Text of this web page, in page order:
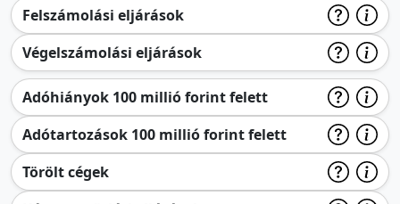
Felszámolási eljárások
Végelszámolási eljárások
Adóhiányok 100 millió forint felett
Adótartozások 100 millió forint felett
Törölt cégek